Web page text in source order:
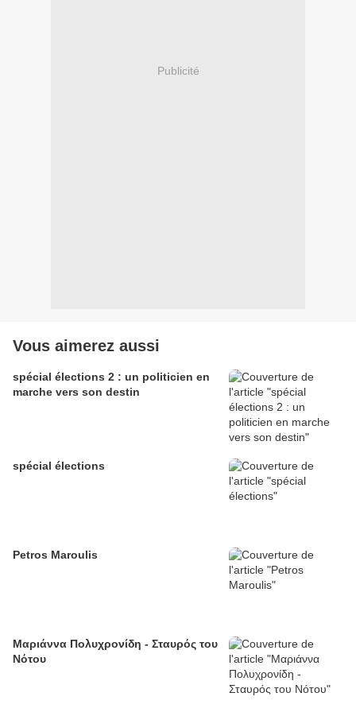
Publicité
Vous aimerez aussi
spécial élections 2 : un politicien en
marche vers son destin
spécial élections
Petros Maroulis
Μαριάννα Πολυχρονίδη - Σταυρός του
Νότου